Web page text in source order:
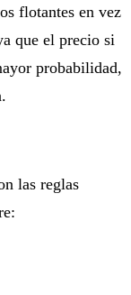
flotantes en vez
que el precio si
probabilidad,
las reglas